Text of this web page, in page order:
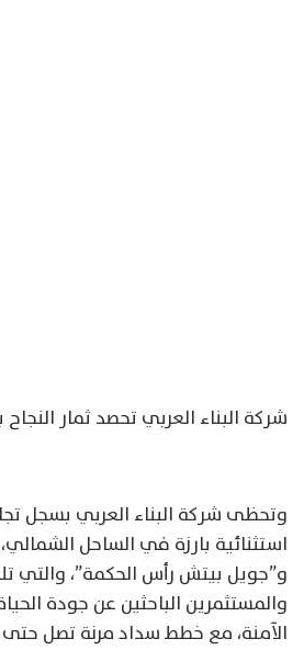
شركة البناء العربي تحصد ثمار
وتحظى شركة البناء العربي بسجل
استثنائية بارزة في الساحل
و”جويل بيتش رأس الحكمة”، والتي
والمستثمرين الباحثين عن جودة
الآمنة، مع خطط سداد مرنة تصل حتى 120 شهرًا.